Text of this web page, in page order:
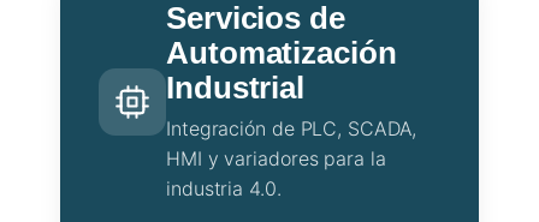
Servicios de
Automatización
Industrial
Integración de PLC, SCADA,
HMI y variadores para la
industria 4.0.